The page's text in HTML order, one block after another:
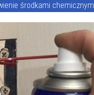
środkami